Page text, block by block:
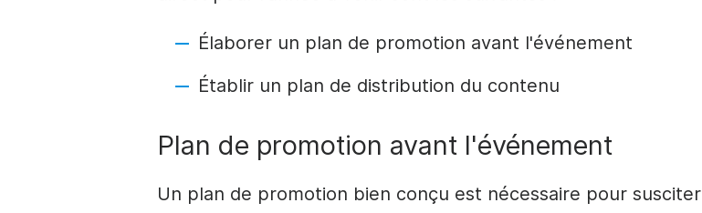
Élaborer un plan de promotion avant l'événement
Établir un plan de distribution du contenu
Plan de promotion avant l'événement
Un plan de promotion bien conçu est nécessaire pour susciter